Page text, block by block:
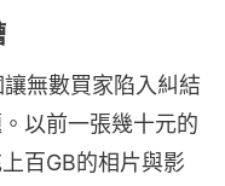
讓無數買家陷入糾結
以前一張幾十元的
百GB的相片與影